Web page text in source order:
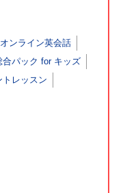
オンライン英会話
合パック for キッズ
トレッスン